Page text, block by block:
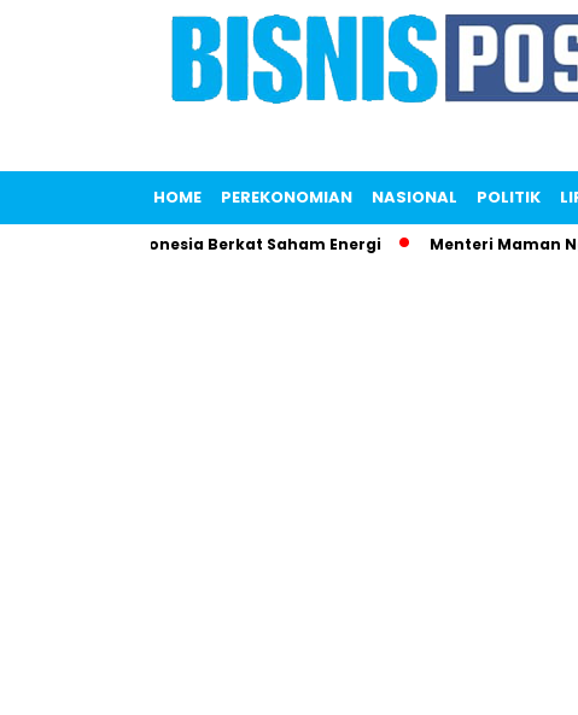
HOME PEREKONOMIAN NASIONAL POLITIK
Indonesia Berkat Saham Energi Menteri Maman